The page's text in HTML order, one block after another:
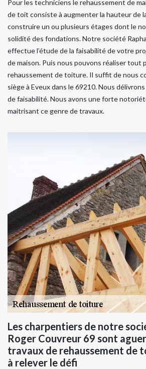
Pour les techniciens le rehaussement de
de toit consiste à augmenter la hauteur de
construire un ou plusieurs étages dont le
solidité des fondations. Notre société
effectue l’étude de la faisabilité de votre
de maison. Puis nous pouvons réaliser tout
rehaussement de toiture. Il suffit de nous
siège à Eveux dans le 69210. Nous
de faisabilité. Nous avons une forte
maitrisant ce genre de travaux.
Les charpentiers de notre
Roger Couvreur 69 sont
travaux de rehaussement de
à relever le défi